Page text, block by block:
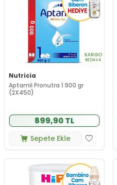
KARGO
BEDAVA
Nutricia
Aptamil Pronutra 1 900 gr
(2X450)
899,90 TL
Sepete Ekle